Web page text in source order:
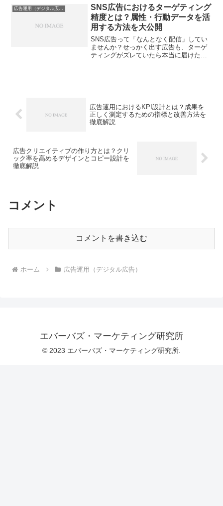
いないですよね。そんな悩みを解決して
くれるのが、実はいま注目...
SNS広告におけるターゲティング
精度とは？属性・行動データを活
用する方法を大公開
SNS広告って「なんとなく配信」してい
ませんか？せっかく出す広告も、ターゲ
ティングがズレていたら本当に届けたい
広告運用におけるKPI設計とは？成果を
正しく測定するための指標と改善方法を
徹底解説
広告クリエイティブの作り方とは？クリ
ック率を高めるデザインとコピー設計を
徹底解説
コメント
コメントを書き込む
ホーム 広告運用（デジタル広告）
エバーバズ・マーケティング研究所
© 2023 エバーバズ・マーケティング研究所.